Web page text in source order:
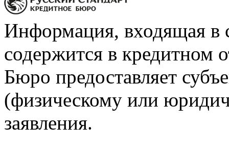
Информация, входящая в
содержится в кредитном
Бюро предоставляет
(физическому или
заявления.